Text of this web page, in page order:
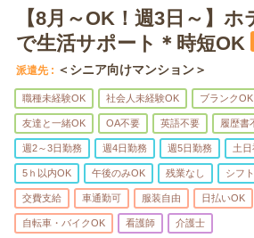
【8月～OK！週3日～】
で生活サポート＊時短OK
派遣先 ＜シニア向けマンション＞
職種未経験OK 社会人未経験OK ブランクOK
友達と一緒OK OA不要 英語不要 履歴書
週2～3日勤務 週4日勤務 週5日勤務 土日
5ｈ以内OK 午後のみOK 残業なし シフト
交費支給 車通勤可 服装自由 日払いOK
自転車・バイクOK 看護師 介護士